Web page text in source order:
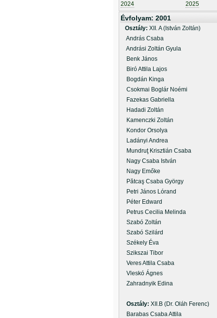
2024
2025
Évfolyam: 2001
Osztály: XII. A (István Zoltán)
András Csaba
Andrási Zoltán Gyula
Benk János
Biró Attila Lajos
Bogdán Kinga
Csokmai Boglár Noémi
Fazekas Gabriella
Hadadi Zoltán
Kamenczki Zoltán
Kondor Orsolya
Ladányi Andrea
Mundruţ Krisztián Csaba
Nagy Csaba István
Nagy Emőke
Pătcaş Csaba György
Petri János Lórand
Péter Edward
Petrus Cecilia Melinda
Szabó Zoltán
Szabó Szilárd
Székely Éva
Szikszai Tibor
Veres Attila Csaba
Vleskó Ágnes
Zahradnyik Edina
Osztály: XII.B (Dr. Oláh Ferenc)
Barabas Csaba Attila